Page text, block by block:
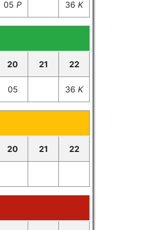
05 P 36 K
20 21 22
05 36 K
20 21 22